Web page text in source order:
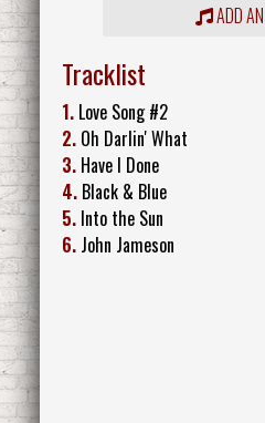
ADD AN
Tracklist
1. Love Song #2
2. Oh Darlin' What
3. Have I Done
4. Black & Blue
5. Into the Sun
6. John Jameson